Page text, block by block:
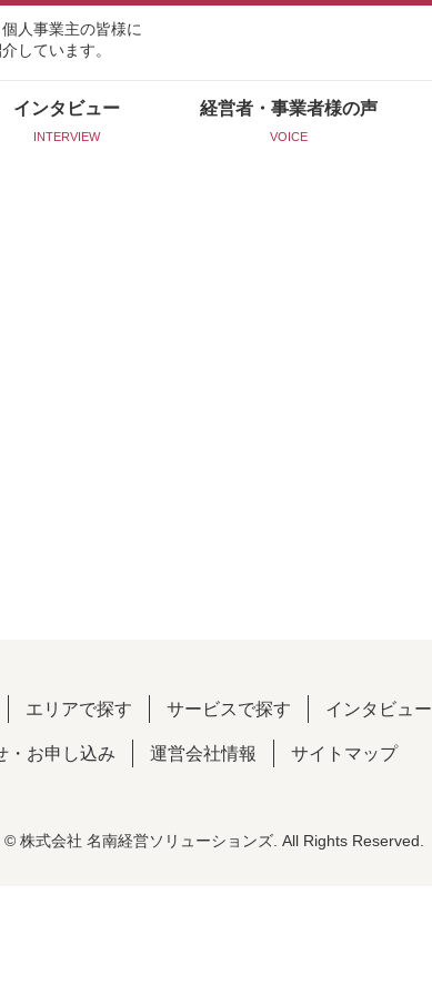
人事業主の皆様に
しています。
インタビュー
INTERVIEW
経営者・事業者様の声
VOICE
エリアで探す サービスで探す インタビュー
・お申し込み 運営会社情報 サイトマップ
株式会社 名南経営ソリューションズ. All Rights Reserved.